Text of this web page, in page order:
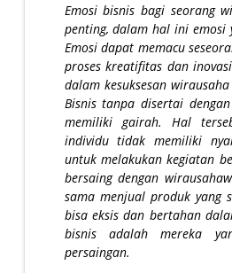
Emosi bisnis bagi seorang
penting, dalam hal ini emosi
Emosi dapat memacu
proses kreatifitas dan
dalam kesuksesan
Bisnis tanpa disertai
memiliki gairah. Hal
individu tidak memiliki
untuk melakukan kegiatan
bersaing dengan
sama menjual produk yang
bisa eksis dan bertahan
bisnis adalah mereka
persaingan.